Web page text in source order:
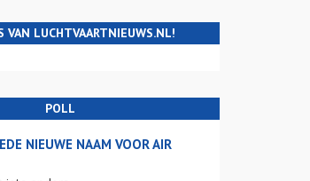
VAN LUCHTVAARTNIEUWS.NL!
POLL
NIEUWE NAAM VOOR AIR